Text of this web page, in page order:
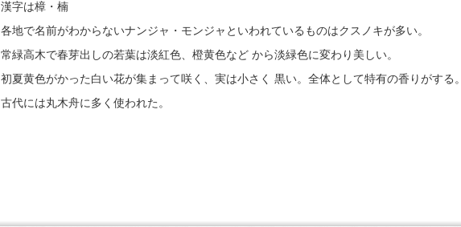
漢字は樟・楠
各地で名前がわからないナンジャ・モンジャといわれているものはクスノキが多い。
常緑高木で春芽出しの若葉は淡紅色、橙黄色など から淡緑色に変わり美しい。
初夏黄色がかった白い花が集まって咲く、実は小さく 黒い。全体として特有の香りがする。
古代には丸木舟に多く使われた。